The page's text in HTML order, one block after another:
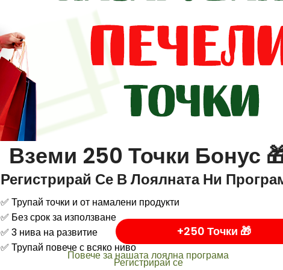
Вземи 250 Точки Бонус
Регистрирай Се В Лоялната Ни
✅ Трупай точки и от намалени продукти
✅ Без срок за използване
✅ 3 нива на развитие
✅ Трупай повече с всяко ниво
Регистрирай се
+250 Точки 🎁
Повече за нашата лоялна програма